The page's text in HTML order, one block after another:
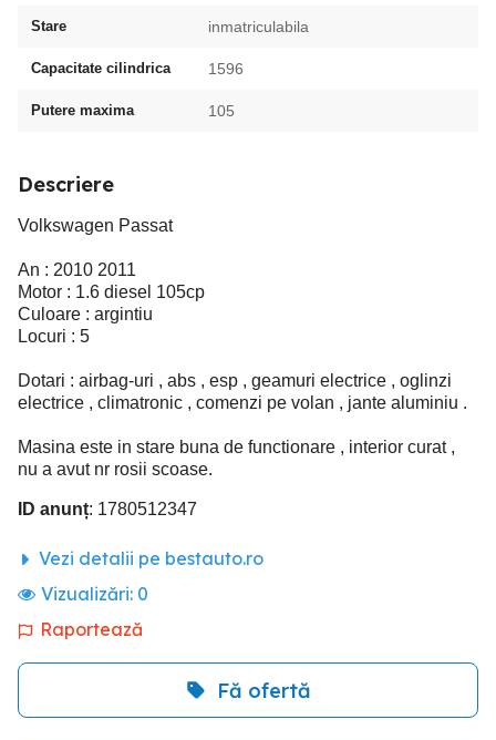
Stare inmatriculabila
Capacitate cilindrica 1596
Putere maxima 105
Descriere
Volkswagen Passat
An : 2010 2011
Motor : 1.6 diesel 105cp
Culoare : argintiu
Locuri : 5
Dotari : airbag-uri , abs , esp , geamuri electrice , oglinzi
electrice , climatronic , comenzi pe volan , jante aluminiu .
Masina este in stare buna de functionare , interior curat ,
nu a avut nr rosii scoase.
ID anunț: 1780512347
Vezi detalii pe bestauto.ro
Vizualizări: 0
Raportează
Fă ofertă